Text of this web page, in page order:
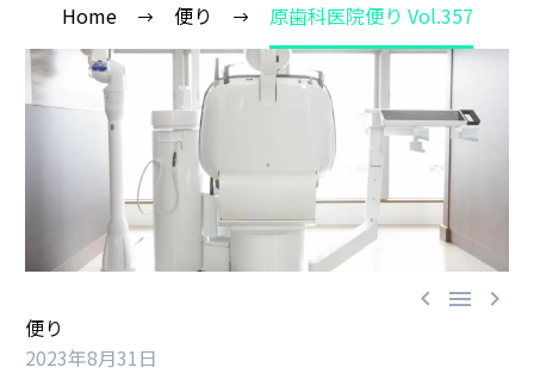
Home 便り 原歯科医院便り Vol.357
  
便り
2023年8月31日